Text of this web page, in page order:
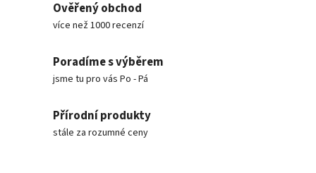
Ověřený obchod
více než 1000 recenzí
Poradíme s výběrem
jsme tu pro vás Po - Pá
Přírodní produkty
stále za rozumné ceny